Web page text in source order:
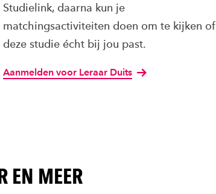
Studielink, daarna kun je
matchingsactiviteiten doen om te kijken of
deze studie écht bij jou past.
Aanmelden voor Leraar Duits
EN MEER